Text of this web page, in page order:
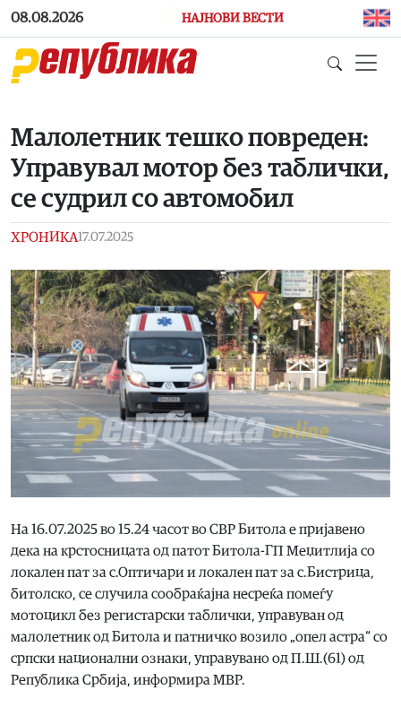
Skip to main content
08.08.2026 НАЈНОВИ ВЕСТИ
Малолетник тешко повреден:
Управувал мотор без таблички,
се судрил со автомобил
ХРОНИКА17.07.2025
На 16.07.2025 во 15.24 часот во СВР Битола е пријавено
дека на крстосницата од патот Битола-ГП Меџитлија со
локален пат за с.Оптичари и локален пат за с.Бистрица,
битолско, се случила сообраќајна несреќа помеѓу
мотоцикл без регистарски таблички, управуван од
малолетник од Битола и патничко возило „опел астра“ со
српски национални ознаки, управувано од П.Ш.(61) од
Република Србија, информира МВР.